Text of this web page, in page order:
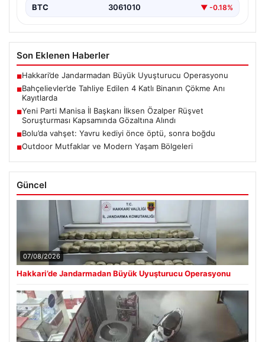
BTC 3061010 ▼ -0.18%
Son Eklenen Haberler
■Hakkari’de Jandarmadan Büyük Uyuşturucu Operasyonu
■Bahçelievler’de Tahliye Edilen 4 Katlı Binanın Çökme Anı
Kayıtlarda
■Yeni Parti Manisa İl Başkanı İlksen Özalper Rüşvet
Soruşturması Kapsamında Gözaltına Alındı
■Bolu’da vahşet: Yavru kediyi önce öptü, sonra boğdu
■Outdoor Mutfaklar ve Modern Yaşam Bölgeleri
Güncel
07/08/2026
Hakkari’de Jandarmadan Büyük Uyuşturucu Operasyonu